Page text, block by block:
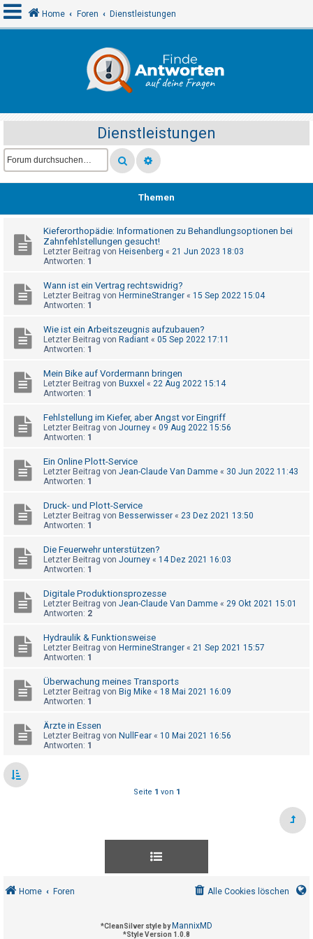
e
l
d
e
R
e
i
s
e
r
n
U
n
b
e
n
t
o
r
t
e
e
T
h
e
e
n
i
v
Home Foren Dienstleistungen
Dienstleistungen
Themen
Kieferorthopädie: Informationen zu Behandlungsoptionen bei
Zahnfehlstellungen gesucht!
Letzter Beitrag von Heisenberg « 21 Jun 2023 18:03
Antworten: 1
Wann ist ein Vertrag rechtswidrig?
Letzter Beitrag von HermineStranger « 15 Sep 2022 15:04
Antworten: 1
Wie ist ein Arbeitszeugnis aufzubauen?
Letzter Beitrag von Radiant « 05 Sep 2022 17:11
Antworten: 1
Mein Bike auf Vordermann bringen
Letzter Beitrag von Buxxel « 22 Aug 2022 15:14
Antworten: 1
Fehlstellung im Kiefer, aber Angst vor Eingriff
Letzter Beitrag von Journey « 09 Aug 2022 15:56
Antworten: 1
Ein Online Plott-Service
Letzter Beitrag von Jean-Claude Van Damme « 30 Jun 2022 11:43
Antworten: 1
Druck- und Plott-Service
Letzter Beitrag von Besserwisser « 23 Dez 2021 13:50
Antworten: 1
Die Feuerwehr unterstützen?
Letzter Beitrag von Journey « 14 Dez 2021 16:03
Antworten: 1
Digitale Produktionsprozesse
Letzter Beitrag von Jean-Claude Van Damme « 29 Okt 2021 15:01
Antworten: 2
Hydraulik & Funktionsweise
Letzter Beitrag von HermineStranger « 21 Sep 2021 15:57
Antworten: 1
Überwachung meines Transports
Letzter Beitrag von Big Mike « 18 Mai 2021 16:09
Antworten: 1
Ärzte in Essen
Letzter Beitrag von NullFear « 10 Mai 2021 16:56
Antworten: 1
Seite 1 von 1
Home Foren Alle Cookies löschen
*CleanSilver style by MannixMD
*Style Version 1.0.8